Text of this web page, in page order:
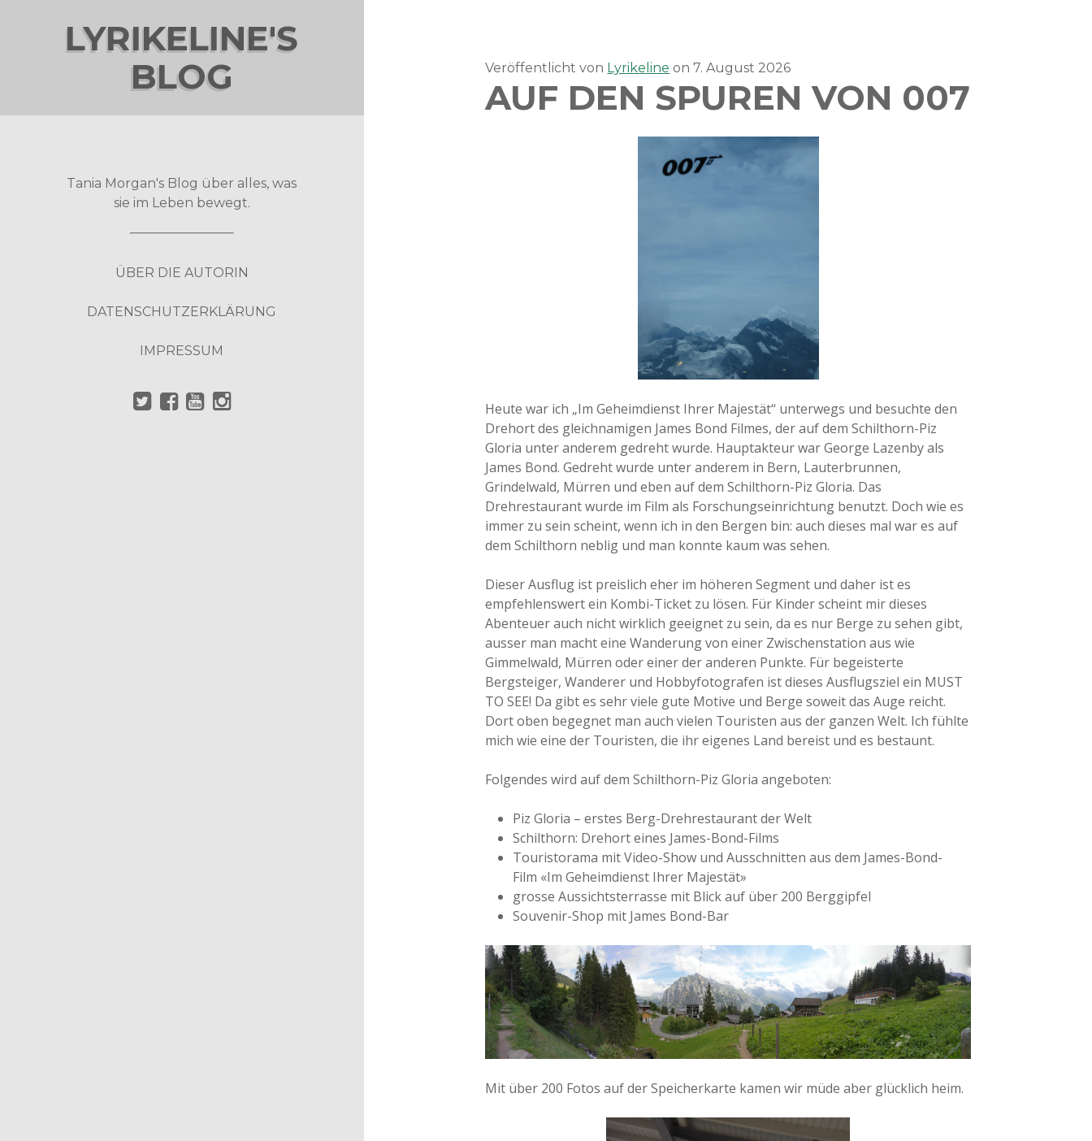
LYRIKELINE'S
BLOG
Tania Morgan's Blog über alles, was
sie im Leben bewegt.
ÜBER DIE AUTORIN
DATENSCHUTZERKLÄRUNG
IMPRESSUM
Veröffentlicht von Lyrikeline on7. August 2026
AUF DEN SPUREN VON 007
Heute war ich „Im Geheimdienst Ihrer Majestät“ unterwegs und besuchte den
Drehort des gleichnamigen James Bond Filmes, der auf dem Schilthorn-Piz
Gloria unter anderem gedreht wurde. Hauptakteur war George Lazenby als
James Bond. Gedreht wurde unter anderem in Bern, Lauterbrunnen,
Grindelwald, Mürren und eben auf dem Schilthorn-Piz Gloria. Das
Drehrestaurant wurde im Film als Forschungseinrichtung benutzt. Doch wie es
immer zu sein scheint, wenn ich in den Bergen bin: auch dieses mal war es auf
dem Schilthorn neblig und man konnte kaum was sehen.
Dieser Ausflug ist preislich eher im höheren Segment und daher ist es
empfehlenswert ein Kombi-Ticket zu lösen. Für Kinder scheint mir dieses
Abenteuer auch nicht wirklich geeignet zu sein, da es nur Berge zu sehen gibt,
ausser man macht eine Wanderung von einer Zwischenstation aus wie
Gimmelwald, Mürren oder einer der anderen Punkte. Für begeisterte
Bergsteiger, Wanderer und Hobbyfotografen ist dieses Ausflugsziel ein MUST
TO SEE! Da gibt es sehr viele gute Motive und Berge soweit das Auge reicht.
Dort oben begegnet man auch vielen Touristen aus der ganzen Welt. Ich fühlte
mich wie eine der Touristen, die ihr eigenes Land bereist und es bestaunt.
Folgendes wird auf dem Schilthorn-Piz Gloria angeboten:
Piz Gloria – erstes Berg-Drehrestaurant der Welt
Schilthorn: Drehort eines James-Bond-Films
Touristorama mit Video-Show und Ausschnitten aus dem James-Bond-
Film «Im Geheimdienst Ihrer Majestät»
grosse Aussichtsterrasse mit Blick auf über 200 Berggipfel
Souvenir-Shop mit James Bond-Bar
Mit über 200 Fotos auf der Speicherkarte kamen wir müde aber glücklich heim.